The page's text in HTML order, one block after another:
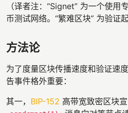
（译者注：“Signet” 为一个使用
币测试网络。“繁难区块” 为验证
方法论
为了度量区块传播速度和验证速
告事件格外重要：
其一， BIP-152 高带宽致密区块